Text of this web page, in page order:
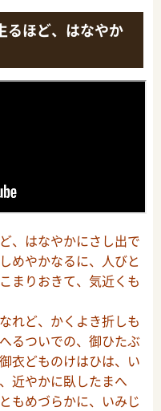
るほど、はなやか
、はなやかにさし出で
めやかなるに、人びと
まりおきて、気近くも
れど、かくよき折しも
るついでの、御ひたぶ
衣どものけはひは、い
近やかに臥したまへ
もめづらかに、いみじ